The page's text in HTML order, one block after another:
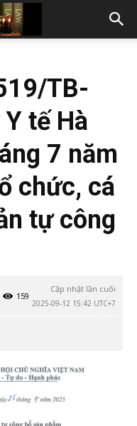
TB-
tế Hà
7 năm
chức, cá
tự công
Cập nhật lần cuối
2025-09-12 15:42 UTC+7
159